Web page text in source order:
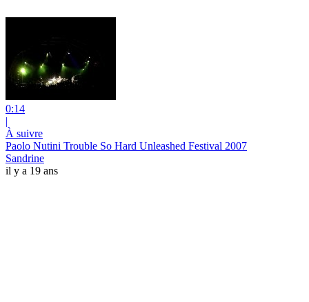
0:14
|
À suivre
Paolo Nutini Trouble So Hard Unleashed Festival 2007
Sandrine
il y a 19 ans